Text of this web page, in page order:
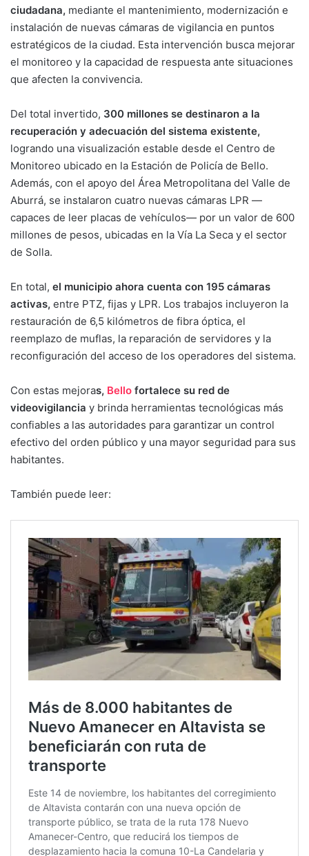
ciudadana, mediante el mantenimiento, modernización e
instalación de nuevas cámaras de vigilancia en puntos
estratégicos de la ciudad. Esta intervención busca mejorar
el monitoreo y la capacidad de respuesta ante situaciones
que afecten la convivencia.
Del total invertido, 300 millones se destinaron a la
recuperación y adecuación del sistema existente,
logrando una visualización estable desde el Centro de
Monitoreo ubicado en la Estación de Policía de Bello.
Además, con el apoyo del Área Metropolitana del Valle de
Aburrá, se instalaron cuatro nuevas cámaras LPR —
capaces de leer placas de vehículos— por un valor de 600
millones de pesos, ubicadas en la Vía La Seca y el sector
de Solla.
En total, el municipio ahora cuenta con 195 cámaras
activas, entre PTZ, fijas y LPR. Los trabajos incluyeron la
restauración de 6,5 kilómetros de fibra óptica, el
reemplazo de muflas, la reparación de servidores y la
reconfiguración del acceso de los operadores del sistema.
Con estas mejoras, Bello fortalece su red de
videovigilancia y brinda herramientas tecnológicas más
confiables a las autoridades para garantizar un control
efectivo del orden público y una mayor seguridad para sus
habitantes.
También puede leer: